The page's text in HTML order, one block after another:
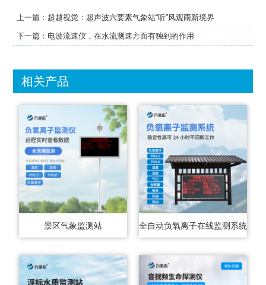
上一篇： 超越视觉：超声波六要素气象站“听”风观雨新境界
下一篇： 电波流速仪，在水流测速方面有独到的作用
相关产品
景区气象监测站 全自动负氧离子在线监测系统